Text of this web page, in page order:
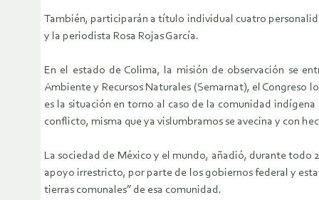
También, participarán a título individual cuatro
y la periodista Rosa Rojas García.
En el estado de Colima, la misión de observación se
Ambiente y Recursos Naturales (Semarnat), el Congreso
es la situación en torno al caso de la comunidad
conflicto, misma que ya vislumbramos se avecina y con
La sociedad de México y el mundo, añadió, durante todo
apoyo irrestricto, por parte de los gobiernos federal y
tierras comunales” de esa comunidad.